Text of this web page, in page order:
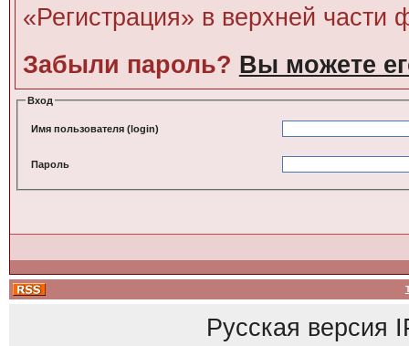
«Регистрация» в верхней части
Забыли пароль? Вы можете
Вход
Имя пользователя (login)
Пароль
Русская версия